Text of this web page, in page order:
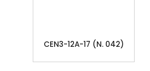
CEN3-12A-17 (N. 042)